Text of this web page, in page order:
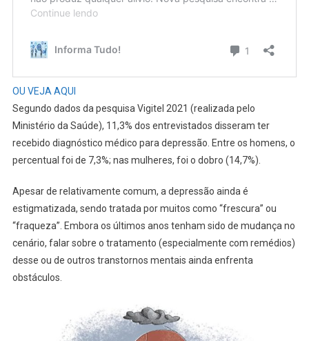
OU VEJA AQUI
Segundo dados da pesquisa Vigitel 2021 (realizada pelo
Ministério da Saúde), 11,3% dos entrevistados disseram ter
recebido diagnóstico médico para depressão. Entre os homens, o
percentual foi de 7,3%; nas mulheres, foi o dobro (14,7%).
Apesar de relativamente comum, a depressão ainda é
estigmatizada, sendo tratada por muitos como “frescura” ou
“fraqueza”. Embora os últimos anos tenham sido de mudança no
cenário, falar sobre o tratamento (especialmente com remédios)
desse ou de outros transtornos mentais ainda enfrenta
obstáculos.